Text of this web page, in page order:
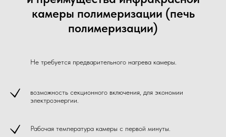
камеры полимеризации (печь
полимеризации)
Не требуется предварительного нагрева камеры.
возможность секционного включения, для экономии
электроэнергии.
Рабочая температура камеры с первой минуты.